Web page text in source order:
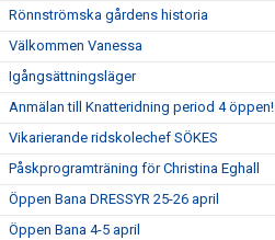
Rönnströmska gårdens historia
Välkommen Vanessa
Igångsättningsläger
Anmälan till Knatteridning period 4 öppen!
Vikarierande ridskolechef SÖKES
Påskprogramträning för Christina Eghall
Öppen Bana DRESSYR 25-26 april
Öppen Bana 4-5 april